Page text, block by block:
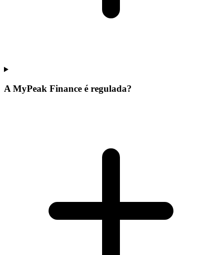
A MyPeak Finance é regulada?